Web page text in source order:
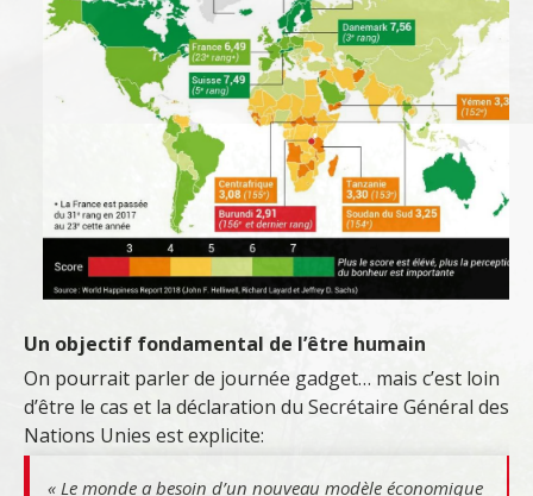
Un objectif fondamental de l’être humain
On pourrait parler de journée gadget… mais c’est loin
d’être le cas et la déclaration du Secrétaire Général des
Nations Unies est explicite:
« Le monde a besoin d’un nouveau modèle économique